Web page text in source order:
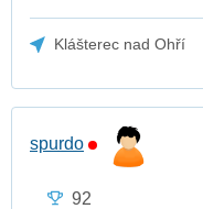
Klášterec nad Ohří
spurdo
92